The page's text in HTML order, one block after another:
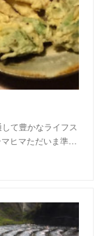
て豊かなライフス
ヒマただいま準…